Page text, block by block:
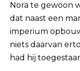
Nora te gewoon
dat naast een
imperium
niets daarvan
had hij